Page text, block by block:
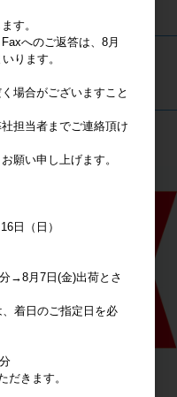
す
す。
へのご返答は、8月
ります。
場合がございますこと
担当者までご連絡頂け
願い申し上げます。
日（日）
→8月7日(金)出荷とさ
着日のご指定日を必
きます。